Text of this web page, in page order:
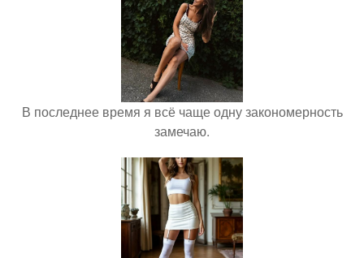
В последнее время я всё чаще одну закономерность
замечаю.